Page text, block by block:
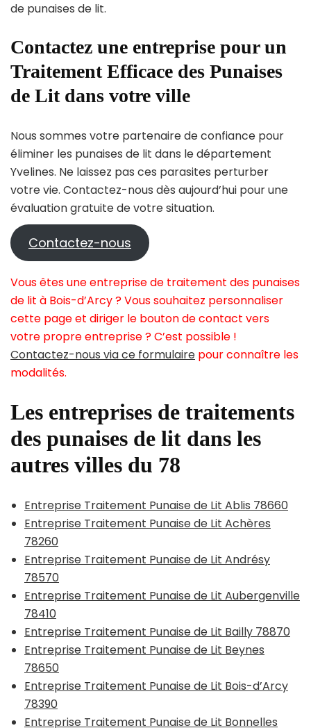
de punaises de lit.
Contactez une entreprise pour un
Traitement Efficace des Punaises
de Lit dans votre ville
Nous sommes votre partenaire de confiance pour
éliminer les punaises de lit dans le département
Yvelines. Ne laissez pas ces parasites perturber
votre vie. Contactez-nous dès aujourd’hui pour une
évaluation gratuite de votre situation.
Contactez-nous
Vous êtes une entreprise de traitement des punaises
de lit à Bois-d’Arcy ? Vous souhaitez personnaliser
cette page et diriger le bouton de contact vers
votre propre entreprise ? C’est possible !
Contactez-nous via ce formulaire pour connaître les
modalités.
Les entreprises de traitements
des punaises de lit dans les
autres villes du 78
Entreprise Traitement Punaise de Lit Ablis 78660
Entreprise Traitement Punaise de Lit Achères
78260
Entreprise Traitement Punaise de Lit Andrésy
78570
Entreprise Traitement Punaise de Lit Aubergenville
78410
Entreprise Traitement Punaise de Lit Bailly 78870
Entreprise Traitement Punaise de Lit Beynes
78650
Entreprise Traitement Punaise de Lit Bois-d’Arcy
78390
Entreprise Traitement Punaise de Lit Bonnelles